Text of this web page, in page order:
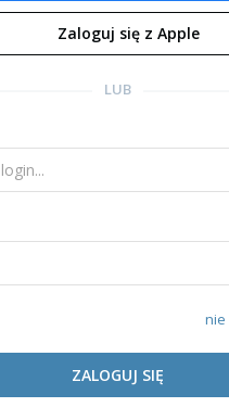
Zaloguj się z Apple
LUB
nie
ZALOGUJ SIĘ